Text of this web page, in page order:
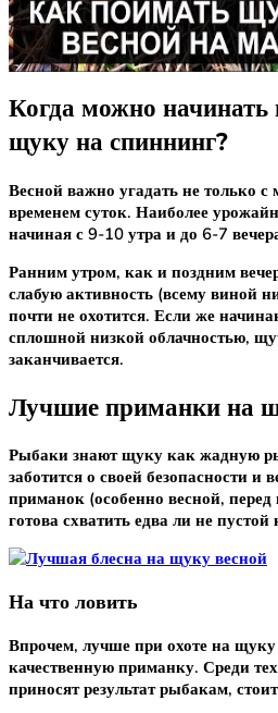
Когда можно начинать
щуку на спиннинг?
Весной важно угадать не только с
временем суток. Наиболее
начиная с 9-10 утра и до 6-7
Ранним утром, как и поздним
слабую активность (всему виной
почти не охотится. Если же
сплошной низкой облачностью,
заканчивается.
Лучшие приманки на
Рыбаки знают щуку как жадную
заботится о своей безопасности и
приманок (особенно весной,
готова схватить едва ли не пустой
На что ловить
Впрочем, лучше при охоте на щуку
качественную приманку. Среди
приносят результат рыбакам,